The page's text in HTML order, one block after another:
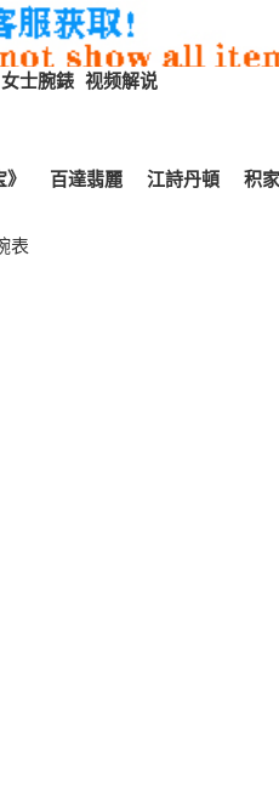
女士腕錶 视频解说
百達翡麗 江詩丹頓 积家
表